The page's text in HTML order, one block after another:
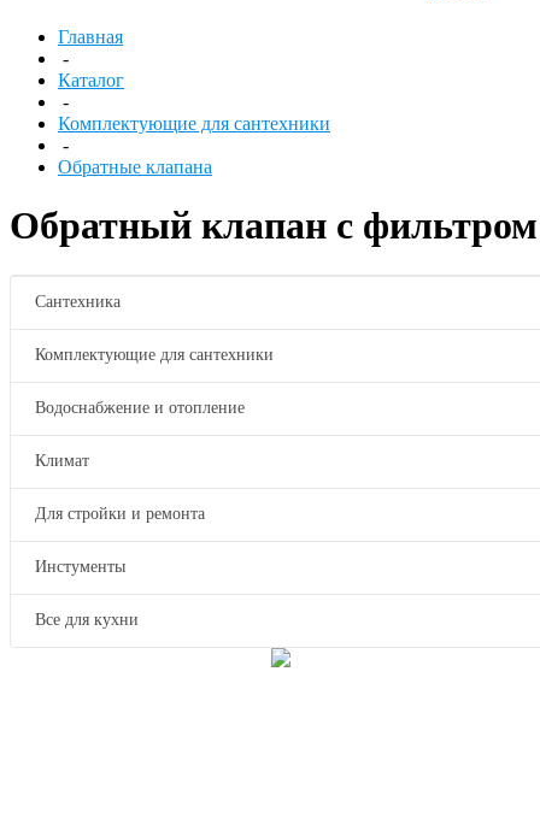
Главная
-
Каталог
-
Комплектующие для сантехники
-
Обратные клапана
Обратный клапан с
Сантехника
Комплектующие для сантехники
Водоснабжение и отопление
Климат
Для стройки и ремонта
Инстументы
Все для кухни